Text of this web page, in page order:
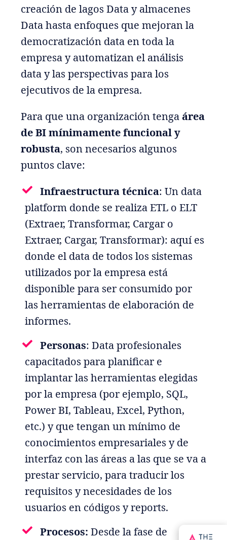
creación de lagos Data y almacenes
Data hasta enfoques que mejoran la
democratización data en toda la
empresa y automatizan el análisis
data y las perspectivas para los
ejecutivos de la empresa.
Para que una organización tenga área
de BI mínimamente funcional y
robusta, son necesarios algunos
puntos clave:
Infraestructura técnica: Un data
platform donde se realiza ETL o ELT
(Extraer, Transformar, Cargar o
Extraer, Cargar, Transformar): aquí es
donde el data de todos los sistemas
utilizados por la empresa está
disponible para ser consumido por
las herramientas de elaboración de
informes.
Personas: Data profesionales
capacitados para planificar e
implantar las herramientas elegidas
por la empresa (por ejemplo, SQL,
Power BI, Tableau, Excel, Python,
etc.) y que tengan un mínimo de
conocimientos empresariales y de
interfaz con las áreas a las que se va a
prestar servicio, para traducir los
requisitos y necesidades de los
usuarios en códigos y reports.
Procesos: Desde la fase de